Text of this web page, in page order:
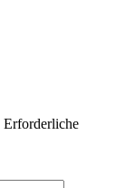
Erforderliche